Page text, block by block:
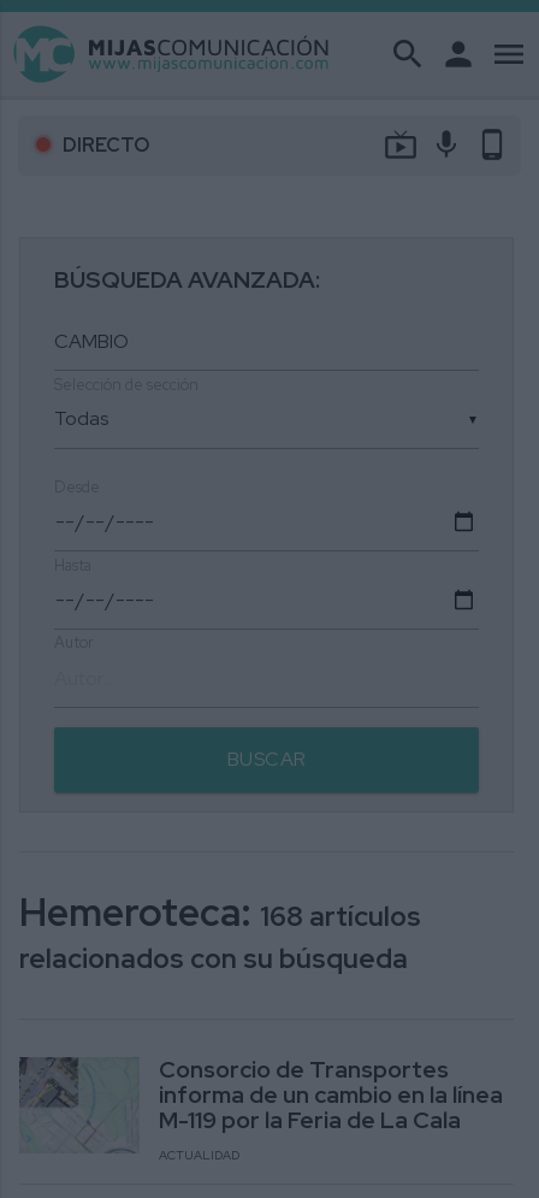
search person menu
DIRECTO live_tv mic phone_android
BÚSQUEDA AVANZADA:
▼
BUSCAR
Hemeroteca: 168 artículos
relacionados con su búsqueda
Consorcio de Transportes
informa de un cambio en la línea
M-119 por la Feria de La Cala
ACTUALIDAD